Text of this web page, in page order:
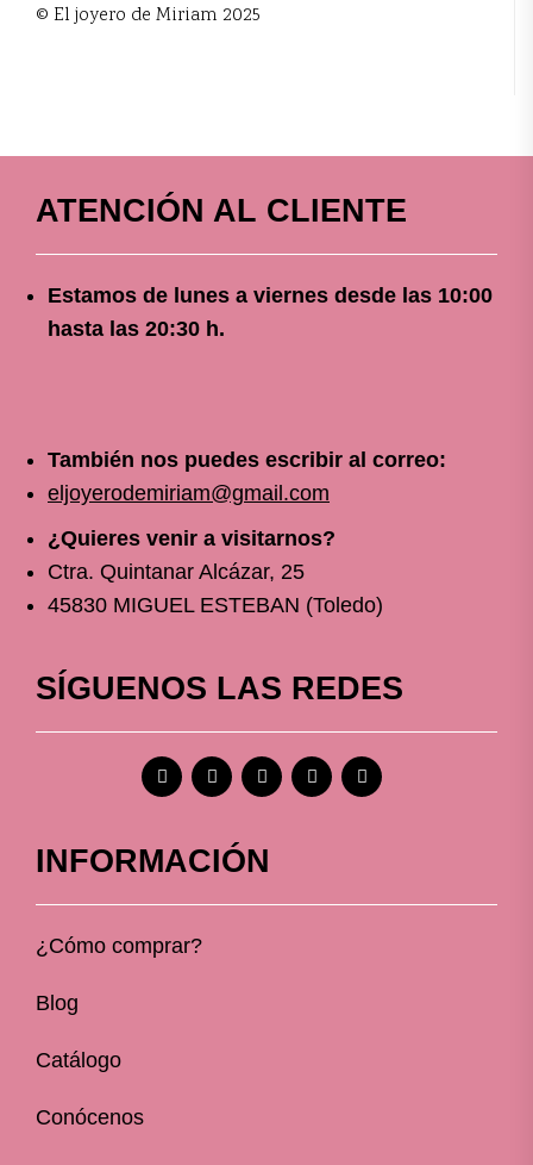
© El joyero de Miriam 2025
ATENCIÓN AL CLIENTE
Estamos de lunes a viernes desde las 10:00
hasta las 20:30 h.
También nos puedes escribir al correo:
eljoyerodemiriam@gmail.com
¿Quieres venir a visitarnos?
Ctra. Quintanar Alcázar, 25
45830 MIGUEL ESTEBAN (Toledo)
SÍGUENOS LAS REDES
INFORMACIÓN
¿Cómo comprar?
Blog
Catálogo
Conócenos